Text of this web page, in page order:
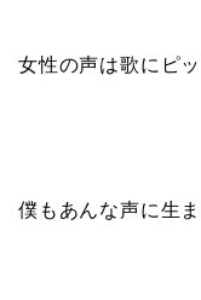
女性の声は歌にピ
僕もあんな声に生